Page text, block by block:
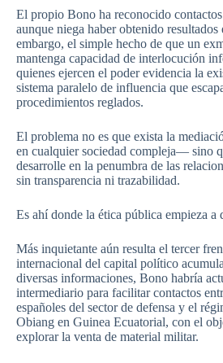
El propio Bono ha reconocido
aunque niega haber obtenido resultados
embargo, el simple hecho de que un
mantenga capacidad de interlocución
quienes ejercen el poder evidencia la
sistema paralelo de influencia que
procedimientos reglados.
El problema no es que exista la
en cualquier sociedad compleja— sino
desarrolle en la penumbra de las
sin transparencia ni trazabilidad.
Es ahí donde la ética pública empieza a
Más inquietante aún resulta el tercer
internacional del capital político
diversas informaciones, Bono habría
intermediario para facilitar contactos
españoles del sector de defensa y el
Obiang en Guinea Ecuatorial, con el
explorar la venta de material militar.